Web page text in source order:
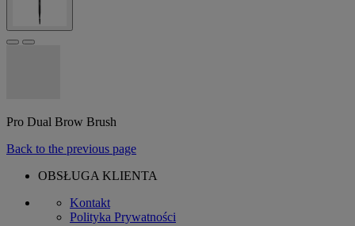
Pro Dual Brow Brush
Back to the previous page
OBSŁUGA KLIENTA
Kontakt
Polityka Prywatności